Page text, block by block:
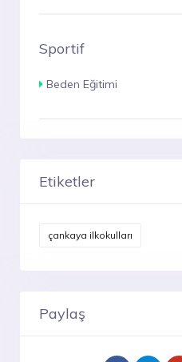
Sportif
Beden Eğitimi
Etiketler
çankaya ilkokulları
Paylaş